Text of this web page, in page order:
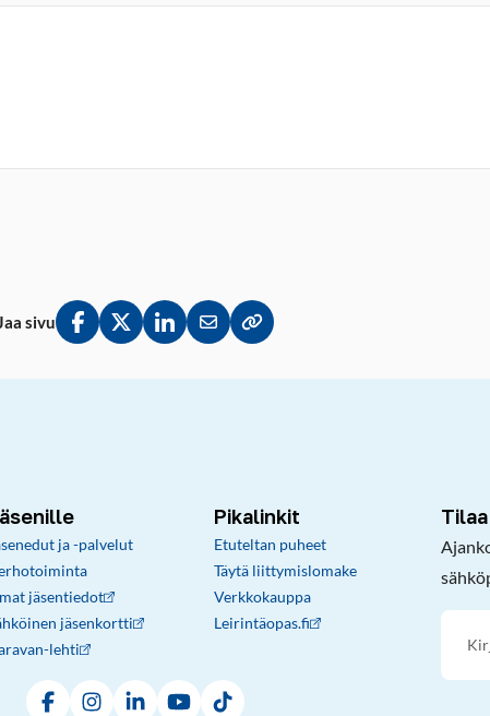
sivu
Jaa Facebookissa
Jaa Twitterissä
Jaa LinkedInissä
Jaa sähköpostitse
Kopioi linkki leikepöydälle
ja -palvelut
jäsentiedot
jäsenkortti
lehti
Pikalinkit
Etuteltan puheet
Täytä liittymislomake
Verkkokauppa
Leirintäopas.fi
FacebookInstagramLinkedInYouTubeTikTok